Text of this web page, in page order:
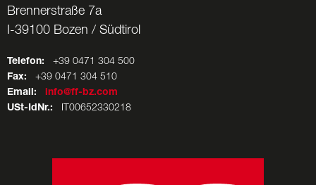
Brennerstraße 7a
I-39100 Bozen / Südtirol
Telefon: +39 0471 304 500
Fax: +39 0471 304 510
Email:
info@ff-bz.com
USt-IdNr.: IT00652330218